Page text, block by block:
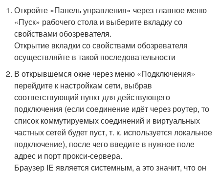
Откройте «Панель управления» через главное меню
«Пуск» рабочего стола и выберите вкладку со
свойствами обозревателя.
Открытие вкладки со свойствами обозревателя
осуществляйте в такой последовательности
В открывшемся окне через меню «Подключения»
перейдите к настройкам сети, выбрав
соответствующий пункт для действующего
подключения (если соединение идёт через роутер, то
список коммутируемых соединений и виртуальных
частных сетей будет пуст, т. к. используется локальное
подключение), после чего введите в нужное поле
адрес и порт прокси-сервера.
Браузер IE является системным, а это значит, что он